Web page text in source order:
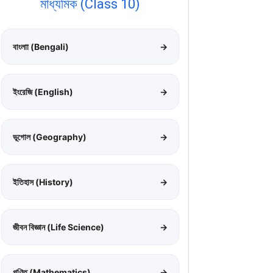
মাধ্যমিক (Class 10)
বাংলাা (Bengali) →
ইংরেজি (English) →
ভূগোল (Geography) →
ইতিহাস (History) →
জীবন বিজ্ঞান (Life Science) →